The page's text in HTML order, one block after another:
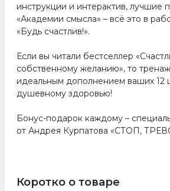
инструкции и интерактив, лучшие
«Академии смысла» – всё это в
«Будь счастлив!».
Если вы читали бестселлер
собственному желанию», то
идеальным дополнением ваших 12
душевному здоровью!
Бонус-подарок каждому –
от Андрея Курпатова «СТОП,
Коротко о товаре